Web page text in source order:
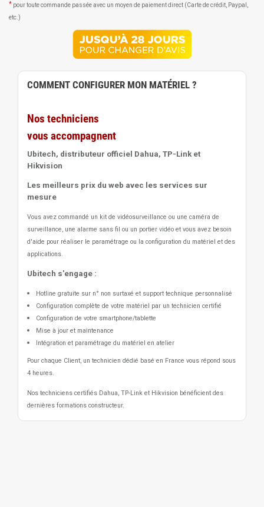
* pour toute commande passée avec un moyen de paiement direct (Carte de crédit, Paypal,
etc.)
COMMENT CONFIGURER MON MATÉRIEL ?
Nos techniciens
vous accompagnent
Ubitech, distributeur officiel Dahua, TP-Link et
Hikvision
Les meilleurs prix du web avec les services sur
mesure
Vous avez commandé un kit de vidéosurveillance ou une caméra de
surveillance, une alarme sans fil ou un portier vidéo et vous avez besoin
d'aide pour réaliser le paramétrage ou la configuration du matériel et des
applications.
Ubitech s'engage :
Hotline gratuite sur n° non surtaxé et support technique personnalisé
Configuration complète de votre matériel par un technicien certifié
Configuration de votre smartphone/tablette
Mise à jour et maintenance
Intégration et paramétrage du matériel en atelier
Pour chaque Client, un technicien dédié basé en France vous répond sous
4 heures.
Nos techniciens certifiés Dahua, TP-Link et Hikvision bénéficient des
dernières formations constructeur.